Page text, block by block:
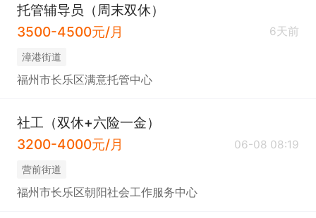
托管辅导员（周末双休）
3500-4500元/月
6天前
​漳港街道
福州市长乐区满意托管中心
社工（双休+六险一金）
3200-4000元/月
06-08 08:19
​营前街道
福州市长乐区朝阳社会工作服务中心